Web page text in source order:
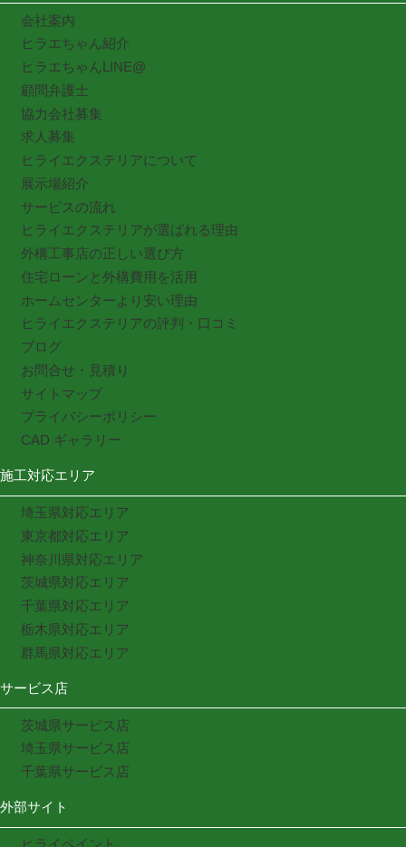
会社案内
ヒラエちゃん紹介
ヒラエちゃんLINE@
顧問弁護士
協力会社募集
求人募集
ヒライエクステリアについて
展示場紹介
サービスの流れ
ヒライエクステリアが選ばれる理由
外構工事店の正しい選び方
住宅ローンと外構費用を活用
ホームセンターより安い理由
ヒライエクステリアの評判・口コミ
ブログ
お問合せ・見積り
サイトマップ
プライバシーポリシー
CAD ギャラリー
施工対応エリア
埼玉県対応エリア
東京都対応エリア
神奈川県対応エリア
茨城県対応エリア
千葉県対応エリア
栃木県対応エリア
群馬県対応エリア
サービス店
茨城県サービス店
埼玉県サービス店
千葉県サービス店
外部サイト
ヒライペイント